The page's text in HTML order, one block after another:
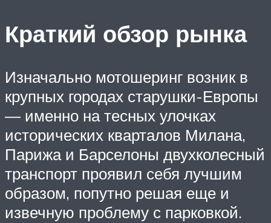
Краткий обзор рынка
Изначально мотошеринг возник в
крупных городах старушки-Европы
— именно на тесных улочках
исторических кварталов Милана,
Парижа и Барселоны двухколесный
транспорт проявил себя лучшим
образом, попутно решая еще и
извечную проблему с парковкой.